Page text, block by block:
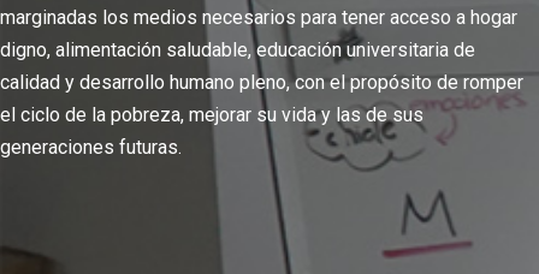
marginadas los medios necesarios para tener acceso a hogar
digno, alimentación saludable, educación universitaria de
calidad y desarrollo humano pleno, con el propósito de romper
el ciclo de la pobreza, mejorar su vida y las de sus
generaciones futuras.